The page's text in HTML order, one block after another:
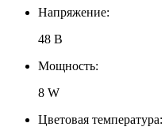
Напряжение:
48 В
Мощность:
8 W
Цветовая температура: